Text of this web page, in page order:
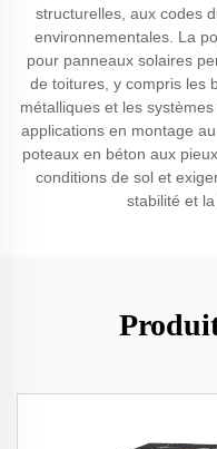
structurelles, aux codes
environnementales. La
pour panneaux solaires
de toitures, y compris les
métalliques et les
applications en montage
poteaux en béton aux
conditions de sol et
stabilité et